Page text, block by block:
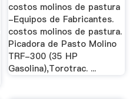
costos molinos de pastura
-Equipos de Fabricantes.
costos molinos de pastura.
Picadora de Pasto Molino
TRF-300 (35 HP
Gasolina),Torotrac. ...